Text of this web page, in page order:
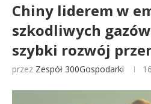
Chiny liderem w
szkodliwych
szybki rozwój
przez Zespół 300Gospodarki